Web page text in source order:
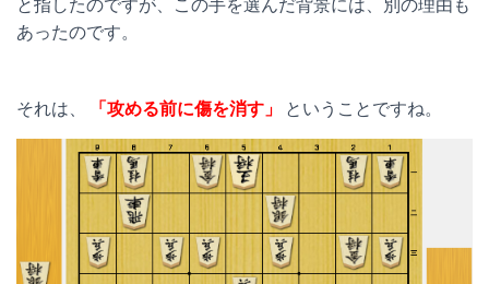
と指したのですが、この手を選んだ背景には、別の理由も
あったのです。
それは、 「攻める前に傷を消す」 ということですね。